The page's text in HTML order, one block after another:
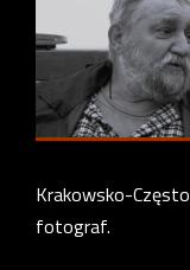
Krakowsko-
fotograf.